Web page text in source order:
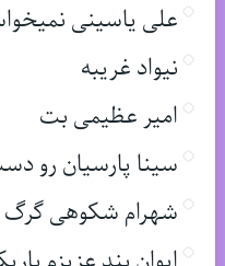
علی یاسینی
نیواد غریبه
امیر عظیمی بت
سینا پارسیان رو
شهرام شکوهی